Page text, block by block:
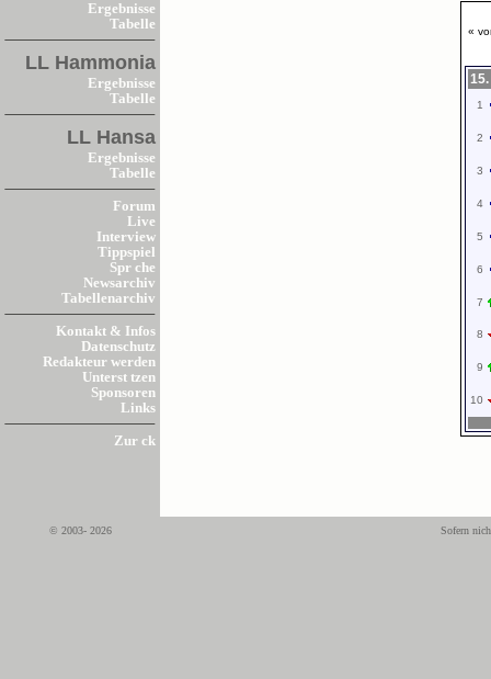
Ergebnisse
Tabelle
LL Hammonia
Ergebnisse
Tabelle
LL Hansa
Ergebnisse
Tabelle
Forum
Live
Interview
Tippspiel
Spr che
Newsarchiv
Tabellenarchiv
Kontakt & Infos
Datenschutz
Redakteur werden
Unterst tzen
Sponsoren
Links
Zur ck
«
1
2
3
4
5
6
7
8
9
10
© 2003- 2026 Sofern